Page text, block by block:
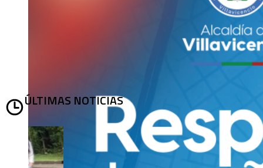
ÚLTIMAS NOTICIAS